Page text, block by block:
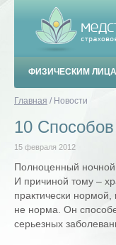
ФИЗИЧЕСКИМ
Главная / Новости
10
15 февраля 2012
Полноценный ночной
И причиной тому –
практически
не норма. Он
серьезных